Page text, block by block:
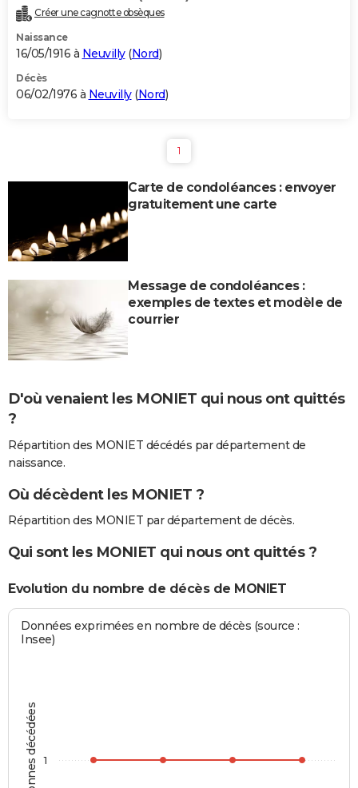
Créer une cagnotte obsèques
Naissance
16/05/1916 à Neuvilly(Nord)
Décès
06/02/1976 à Neuvilly(Nord)
1
Carte de condoléances : envoyer
gratuitement une carte
Message de condoléances :
exemples de textes et modèle de
courrier
D'où venaient les MONIET qui nous ont quittés
?
Répartition des MONIET décédés par département de
naissance.
Où décèdent les MONIET ?
Répartition des MONIET par département de décès.
Qui sont les MONIET qui nous ont quittés ?
Evolution du nombre de décès de MONIET
Personnes décédées
Données exprimées en nombre de décès (source :
Insee)
1